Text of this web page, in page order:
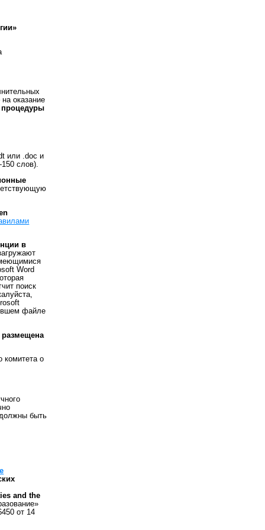
оказание
или .doc и
слов).
в
Word
поиск
файле
размещена
комитета о
быть
and the
от 14